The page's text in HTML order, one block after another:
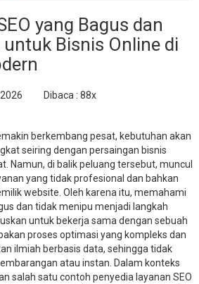
yang Bagus dan
Bisnis Online di
Dibaca : 88x
berkembang pesat, kebutuhan akan
seiring dengan persaingan bisnis
Namun, di balik peluang tersebut, muncul
yang tidak profesional dan bahkan
website. Oleh karena itu, memahami
dan tidak menipu menjadi langkah
untuk bekerja sama dengan sebuah
proses optimasi yang kompleks dan
ilmiah berbasis data, sehingga tidak
atau instan. Dalam konteks
salah satu contoh penyedia layanan SEO